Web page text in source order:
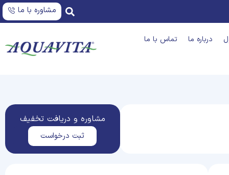
مشاوره با ما
درباره ما تماس با ما
مشاوره و دریافت تخفیف
ثبت درخواست